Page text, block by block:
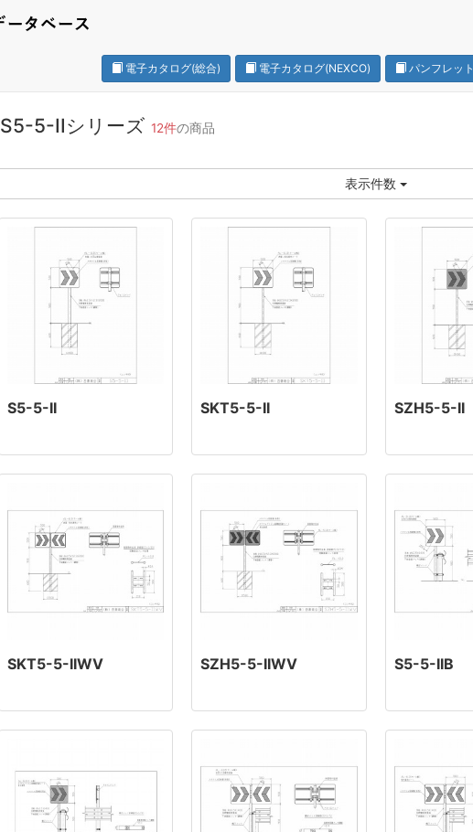
電子カタログ(総合) 電子カタログ(NEXCO) パンフレット
S5-5-IIシリーズ 12件の商品
表示件数
S5-5-II SKT5-5-II SZH5-5-II
SKT5-5-IIWV SZH5-5-IIWV S5-5-IIB